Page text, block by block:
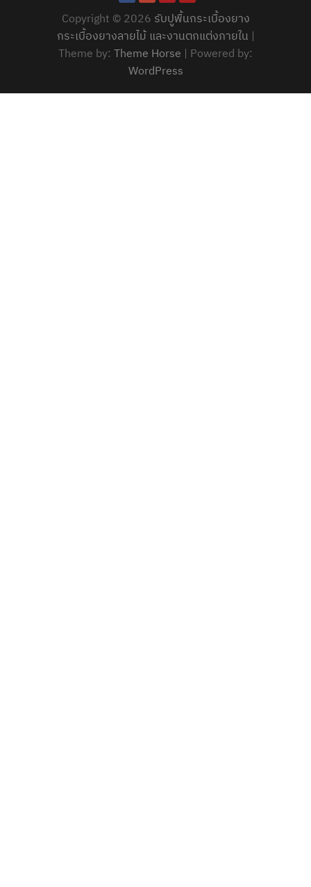
Copyright © 2026 รับปูพื้นกระเบื้องยาง
กระเบื้องยางลายไม้ และงานตกแต่งภายใน |
Theme by: Theme Horse | Powered by:
WordPress